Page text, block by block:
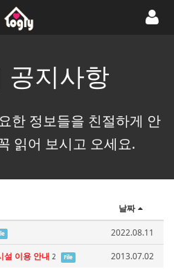
공지사항
한 정보들을 친절하게 안
읽어 보시고 오세요.
날짜
2022.08.11
설 이용 안내 2 File 2013.07.02